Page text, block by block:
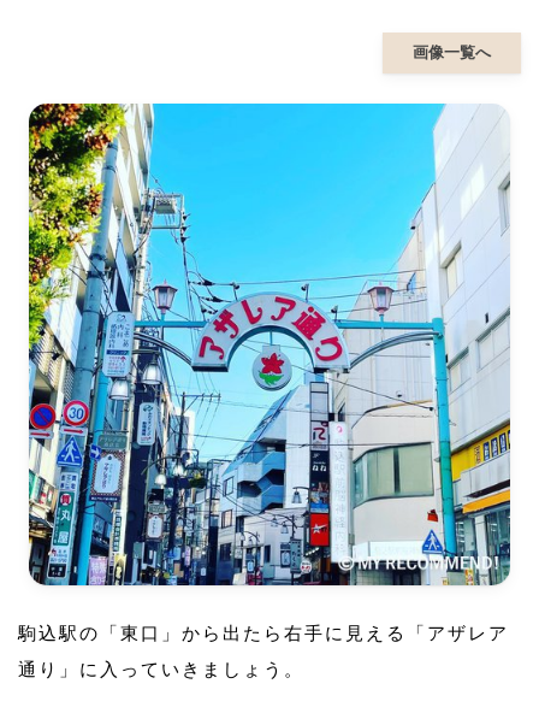
画像一覧へ
駒込駅の「東口」から出たら右手に見える「アザレア
通り」に入っていきましょう。